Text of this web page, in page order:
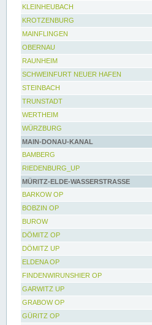
KLEINHEUBACH
KROTZENBURG
MAINFLINGEN
OBERNAU
RAUNHEIM
SCHWEINFURT NEUER HAFEN
STEINBACH
TRUNSTADT
WERTHEIM
WÜRZBURG
MAIN-DONAU-KANAL
BAMBERG
RIEDENBURG_UP
MÜRITZ-ELDE-WASSERSTRASSE
BARKOW OP
BOBZIN OP
BUROW
DÖMITZ OP
DÖMITZ UP
ELDENA OP
FINDENWIRUNSHIER OP
GARWITZ UP
GRABOW OP
GÜRITZ OP